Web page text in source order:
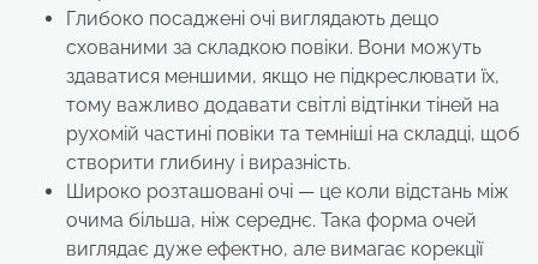
Глибоко посаджені очі виглядають дещо
схованими за складкою повіки. Вони можуть
здаватися меншими, якщо не підкреслювати їх,
тому важливо додавати світлі відтінки тіней на
рухомій частині повіки та темніші на складці, щоб
створити глибину і виразність.
Широко розташовані очі — це коли відстань між
очима більша, ніж середнє. Така форма очей
виглядає дуже ефектно, але вимагає корекції